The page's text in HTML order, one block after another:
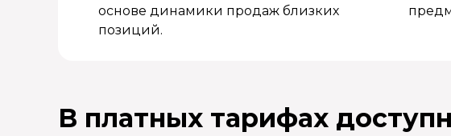
основе динамики продаж близких
позиций.
В платных тарифах